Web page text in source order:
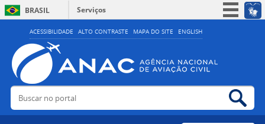
ACESSIBILIDADE ALTO CONTRASTE MAPA DO SITE ENGLISH
BRASIL
Serviços
Simplifique!
Acesso à informação
Legislação
Buscar no portal